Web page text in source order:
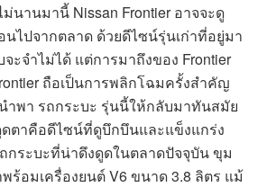
นานมานี้ Nissan Frontier อาจจะดู
ไปจากตลาด ด้วยดีไซน์รุ่นเก่าที่อยู่มา
จำไม่ได้ แต่การมาถึงของ Frontier
ถือเป็นการพลิกโฉมครั้งสำคัญ
ำพา รถกระบะ รุ่นนี้ให้กลับมาทันสมัย
ตาคือดีไซน์ที่ดูบึกบึนและแข็งแกร่ง
กระบะที่น่าดึงดูดในตลาดปัจจุบัน ขุม
ร้อมเครื่องยนต์ V6 ขนาด 3.8 ลิตร แม้